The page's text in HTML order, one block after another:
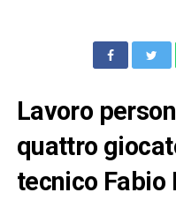
Lavoro
quattro
tecnico Fabio